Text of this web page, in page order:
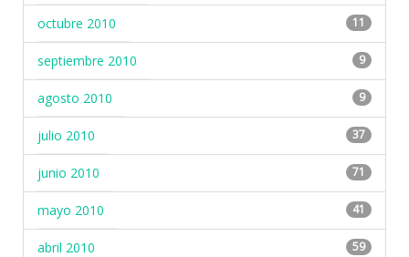
octubre 2010 11
septiembre 2010 9
agosto 2010 9
julio 2010 37
junio 2010 71
mayo 2010 41
abril 2010 59